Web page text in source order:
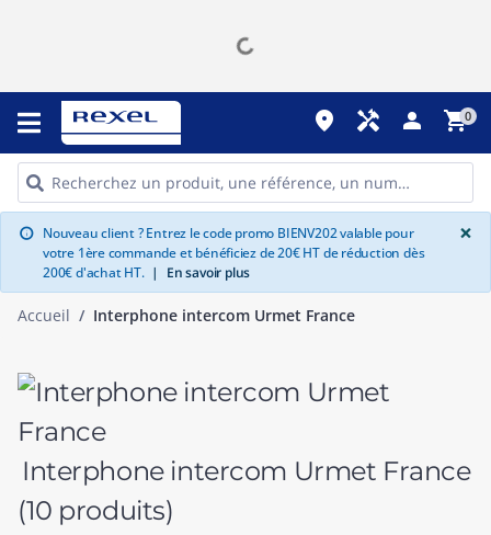
place handyman person shopping_cart0
info Nouveau client ? Entrez le code promo BIENV202 valable pour
votre 1ère commande et bénéficiez de 20€ HT de réduction dès
200€ d'achat HT. | En savoir plus
×
Accueil Interphone intercom Urmet France
Interphone intercom Urmet France
(10 produits)